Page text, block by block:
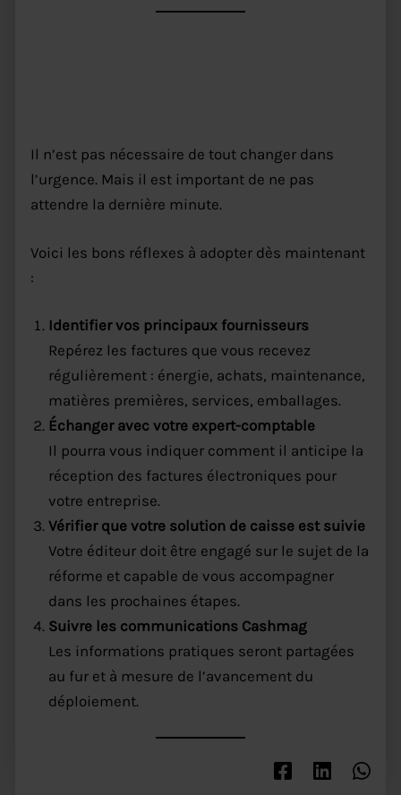
Il n’est pas nécessaire de tout changer dans
l’urgence. Mais il est important de ne pas
attendre la dernière minute.
Voici les bons réflexes à adopter dès maintenant
:
Identifier vos principaux fournisseurs
Repérez les factures que vous recevez
régulièrement : énergie, achats, maintenance,
matières premières, services, emballages.
Échanger avec votre expert-comptable
Il pourra vous indiquer comment il anticipe la
réception des factures électroniques pour
votre entreprise.
Vérifier que votre solution de caisse est suivie
Votre éditeur doit être engagé sur le sujet de la
réforme et capable de vous accompagner
dans les prochaines étapes.
Suivre les communications Cashmag
Les informations pratiques seront partagées
au fur et à mesure de l’avancement du
déploiement.